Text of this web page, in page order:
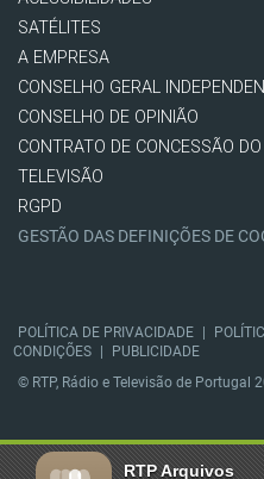
SATÉLITES
A EMPRESA
CONSELHO GERAL
CONSELHO DE OPINIÃO
CONTRATO DE CONCESSÃO
TELEVISÃO
RGPD
GESTÃO DAS DEFINIÇÕES DE
POLÍTICA DE PRIVACIDADE
CONDIÇÕES
PUBLICIDADE
© RTP, Rádio e Televisão de Portugal
RTP Arquivos